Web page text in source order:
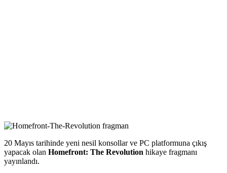
20 Mayıs tarihinde yeni nesil konsollar ve PC platformuna çıkış
yapacak olan Homefront: The Revolution hikaye fragmanı
yayınlandı.